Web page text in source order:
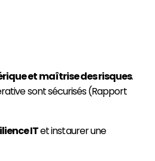
et maîtrise des risques.
sont sécurisés (Rapport
ITet instaurer une